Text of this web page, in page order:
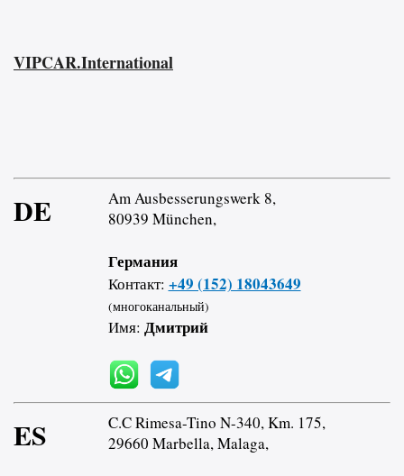
VIPCAR.International
DE
Am Ausbesserungswerk 8,
80939 München,
Германия
Контакт: +49 (152) 18043649
(многоканальный)
Имя: Дмитрий
ES
C.C Rimesa-Tino N-340, Km. 175,
29660 Marbella, Malaga,